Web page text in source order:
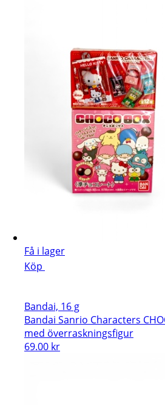
Få i lager
Köp
Bandai, 16 g
Bandai Sanrio Characters
med överraskningsfigur
69.00 kr